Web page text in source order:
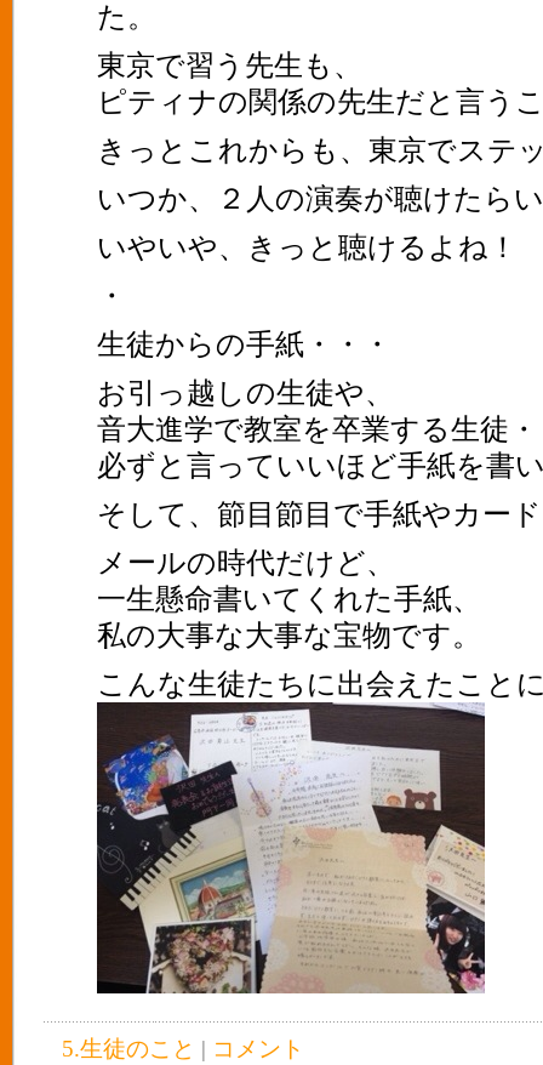
た。
東京で習う先生も、
ピティナの関係の先生だと言う
きっとこれからも、東京でステ
いつか、２人の演奏が聴けたら
いやいや、きっと聴けるよね！
・
生徒からの手紙・・・
お引っ越しの生徒や、
音大進学で教室を卒業する生徒
必ずと言っていいほど手紙を書
そして、節目節目で手紙やカー
メールの時代だけど、
一生懸命書いてくれた手紙、
私の大事な大事な宝物です。
こんな生徒たちに出会えたこと
5.生徒のこと | コメント